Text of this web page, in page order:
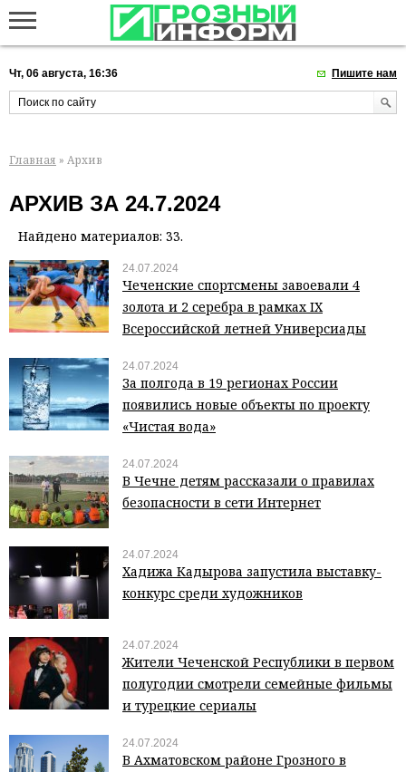
Чт, 06 августа, 16:36 Пишите нам
Главная » Архив
АРХИВ ЗА 24.7.2024
Найдено материалов: 33.
24.07.2024
Чеченские спортсмены завоевали 4
золота и 2 серебра в рамках IX
Всероссийской летней Универсиады
24.07.2024
За полгода в 19 регионах России
появились новые объекты по проекту
«Чистая вода»
24.07.2024
В Чечне детям рассказали о правилах
безопасности в сети Интернет
24.07.2024
Хадижа Кадырова запустила выставку-
конкурс среди художников
24.07.2024
Жители Чеченской Республики в первом
полугодии смотрели семейные фильмы
и турецкие сериалы
24.07.2024
В Ахматовском районе Грозного в